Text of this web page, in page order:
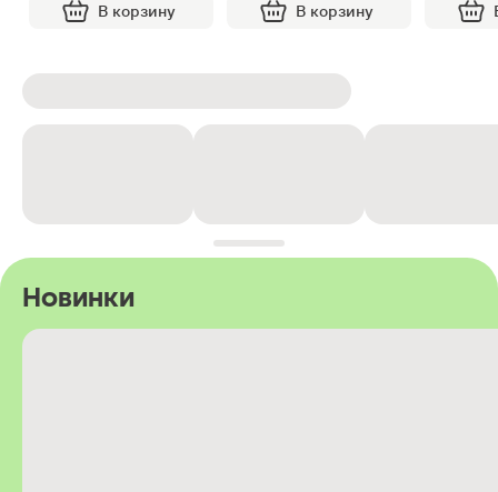
В корзину В корзину
Новинки